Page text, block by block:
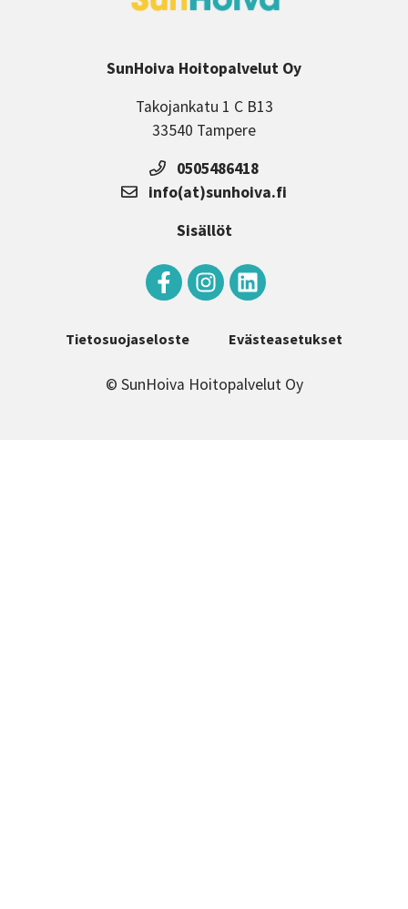
SunHoiva Hoitopalvelut Oy
Takojankatu 1 C B13
33540 Tampere
0505486418
info(at)sunhoiva.fi
Sisällöt
Tietosuojaseloste Evästeasetukset
© SunHoiva Hoitopalvelut Oy